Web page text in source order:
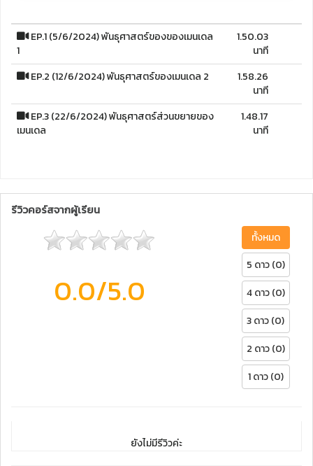
EP.1 (5/6/2024) พันธุศาสตร์ของของเมนเดล
1
1.50.03
นาที
EP.2 (12/6/2024) พันธุศาสตร์ของเมนเดล 2
1.58.26
นาที
EP.3 (22/6/2024) พันธุศาสตร์ส่วนขยายของ
เมนเดล
1.48.17
นาที
รีวิวคอร์สจากผู้เรียน
0.0/5.0
ทั้งหมด
5 ดาว (0)
4 ดาว (0)
3 ดาว (0)
2 ดาว (0)
1 ดาว (0)
ยังไม่มีรีวิวค่ะ